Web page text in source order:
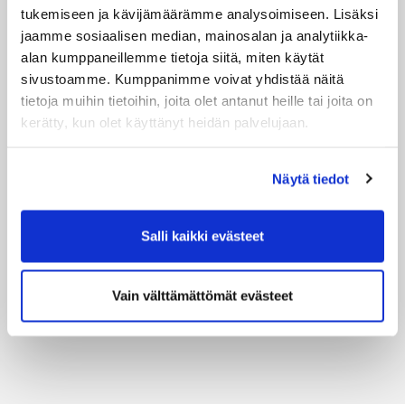
tukemiseen ja kävijämäärämme analysoimiseen. Lisäksi
jaamme sosiaalisen median, mainosalan ja analytiikka-
alan kumppaneillemme tietoja siitä, miten käytät
sivustoamme. Kumppanimme voivat yhdistää näitä
tietoja muihin tietoihin, joita olet antanut heille tai joita on
kerätty, kun olet käyttänyt heidän palvelujaan.
Näytä tiedot
Salli kaikki evästeet
Vain välttämättömät evästeet
Tilaa täältä